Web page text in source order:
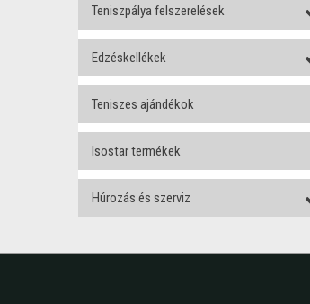
Teniszpálya felszerelések
Edzéskellékek
Teniszes ajándékok
Isostar termékek
Húrozás és szerviz